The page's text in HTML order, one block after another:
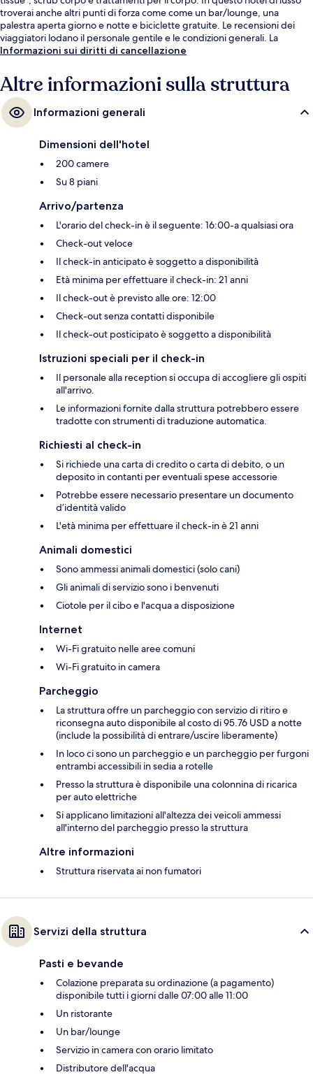
troverai anche altri punti di forza come come un bar/lounge, una
palestra aperta giorno e notte e biciclette gratuite. Le recensioni dei
viaggiatori lodano il personale gentile e le condizioni generali. La
struttura è a pochi passi da Stazione metro di Don Chee Way & Steuart
Informazioni sui diritti di cancellazione
Altre informazioni sulla struttura
Informazioni generali
Dimensioni dell'hotel
200 camere
Su 8 piani
Arrivo/partenza
L'orario del check-in è il seguente: 16:00-a qualsiasi ora
Check-out veloce
Il check-in anticipato è soggetto a disponibilità
Età minima per effettuare il check-in: 21 anni
Il check-out è previsto alle ore: 12:00
Check-out senza contatti disponibile
Il check-out posticipato è soggetto a disponibilità
Istruzioni speciali per il check-in
Il personale alla reception si occupa di accogliere gli ospiti
all'arrivo.
Le informazioni fornite dalla struttura potrebbero essere
tradotte con strumenti di traduzione automatica.
Richiesti al check-in
Si richiede una carta di credito o carta di debito, o un
deposito in contanti per eventuali spese accessorie
Potrebbe essere necessario presentare un documento
d’identità valido
L'età minima per effettuare il check-in è 21 anni
Animali domestici
Sono ammessi animali domestici (solo cani)
Gli animali di servizio sono i benvenuti
Ciotole per il cibo e l'acqua a disposizione
Internet
Wi-Fi gratuito nelle aree comuni
Wi-Fi gratuito in camera
Parcheggio
La struttura offre un parcheggio con servizio di ritiro e
riconsegna auto disponibile al costo di 95.76 USD a notte
(include la possibilità di entrare/uscire liberamente)
In loco ci sono un parcheggio e un parcheggio per furgoni
entrambi accessibili in sedia a rotelle
Presso la struttura è disponibile una colonnina di ricarica
per auto elettriche
Si applicano limitazioni all'altezza dei veicoli ammessi
all'interno del parcheggio presso la struttura
Altre informazioni
Struttura riservata ai non fumatori
Servizi della struttura
Pasti e bevande
Colazione preparata su ordinazione (a pagamento)
disponibile tutti i giorni dalle 07:00 alle 11:00
Un ristorante
Un bar/lounge
Servizio in camera con orario limitato
Distributore dell'acqua